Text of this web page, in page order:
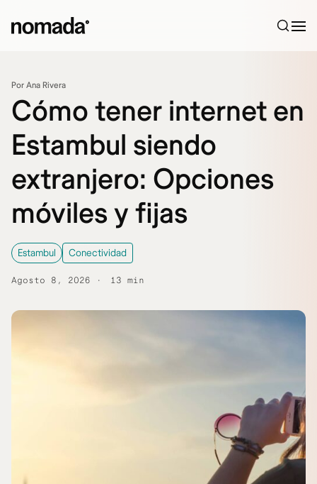
Por Ana Rivera
Cómo tener internet en
Estambul siendo
extranjero: Opciones
móviles y fijas
Estambul Conectividad
Agosto 8, 2026 13 min